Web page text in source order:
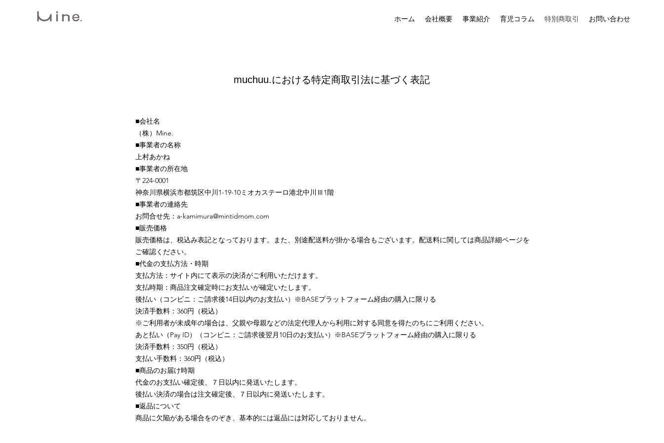
ホーム 会社概要 事業紹介 育児コラム 特別商取引 お問い合わせ
muchuu.における​特定商取引法に基づく表記
■会社名
（株）Mine.
■事業者の名称
上村あかね
■事業者の所在地
〒224-0001
神奈川県横浜市都筑区中川1-19-10ミオカステーロ港北中川Ⅲ1階
■事業者の連絡先
お問合せ先：a-kamimura@mintidmom.com
■販売価格
販売価格は、税込み表記となっております。また、別途配送料が掛かる場合もございます。配送料に関しては商品詳細ページを
ご確認ください。
■代金の支払方法・時期
支払方法：サイト内にて表示の決済がご利用いただけます。
支払時期：商品注文確定時にお支払いが確定いたします。
後払い（コンビニ：ご請求後14日以内のお支払い）※BASEプラットフォーム経由の購入に限りる
決済手数料：360円（税込）
※ご利用者が未成年の場合は、父親や母親などの法定代理人から利用に対する同意を得たのちにご利用ください。
あと払い（Pay ID）（コンビニ：ご請求後翌月10日のお支払い）※BASEプラットフォーム経由の購入に限りる
決済手数料：350円（税込）
支払い手数料：360円（税込）
■商品のお届け時期
代金のお支払い確定後、７日以内に発送いたします。
後払い決済の場合は注文確定後、７日以内に発送いたします。
■返品について
商品に欠陥がある場合をのぞき、基本的には返品には対応しておりません。